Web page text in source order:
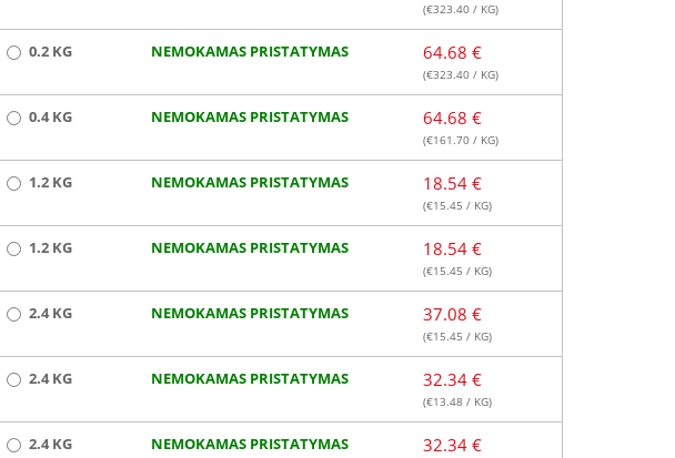
(€323.40/ KG)
0.2 KG NEMOKAMAS PRISTATYMAS 64.68 €
(€323.40/ KG)
0.4 KG NEMOKAMAS PRISTATYMAS 64.68 €
(€161.70/ KG)
1.2 KG NEMOKAMAS PRISTATYMAS 18.54 €
(€15.45 / KG)
1.2 KG NEMOKAMAS PRISTATYMAS 18.54 €
(€15.45 / KG)
2.4 KG NEMOKAMAS PRISTATYMAS 37.08 €
(€15.45 / KG)
2.4 KG NEMOKAMAS PRISTATYMAS 32.34 €
(€13.48 / KG)
2.4 KG NEMOKAMAS PRISTATYMAS 32.34 €